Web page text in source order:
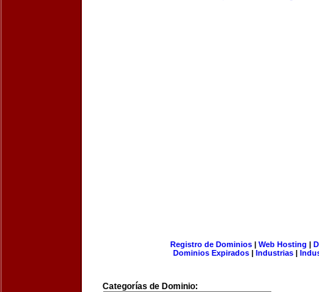
Registro de Dominios| Web Hosting |
Dominios Expirados | Industrias |
Categorías de Dominio: